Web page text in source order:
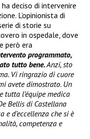
ha deciso di intervenire
L’opinionista di
di storie su
in ospedale, dove
però era
programmato,
tutto bene.Anzi, sto
Vi ringrazio di cuore
avete dimostrato. Un
tutta l’équipe medica
Bellis di Castellana
d’eccellenza che si è
competenza e